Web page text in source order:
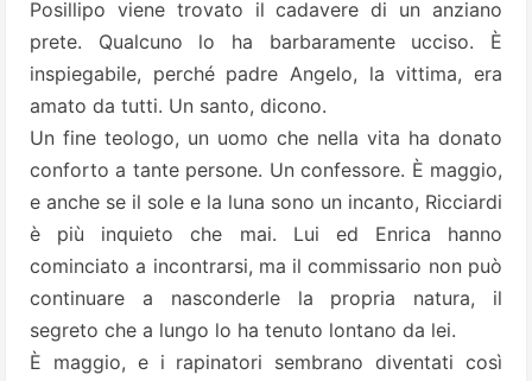
Posillipo viene trovato il cadavere di un anziano
prete. Qualcuno lo ha barbaramente ucciso. È
inspiegabile, perché padre Angelo, la vittima, era
amato da tutti. Un santo, dicono.
Un fine teologo, un uomo che nella vita ha donato
conforto a tante persone. Un confessore. È maggio,
e anche se il sole e la luna sono un incanto, Ricciardi
è più inquieto che mai. Lui ed Enrica hanno
cominciato a incontrarsi, ma il commissario non può
continuare a nasconderle la propria natura, il
segreto che a lungo lo ha tenuto lontano da lei.
È maggio, e i rapinatori sembrano diventati così